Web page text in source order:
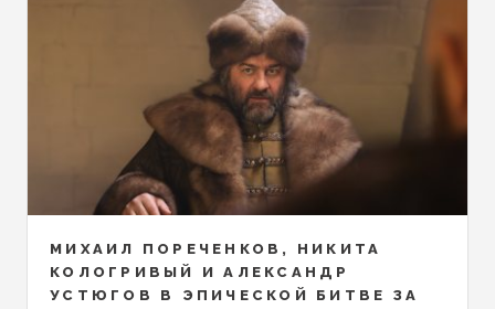
МИХАИЛ ПОРЕЧЕНКОВ, НИКИТА
КОЛОГРИВЫЙ И АЛЕКСАНДР
УСТЮГОВ В ЭПИЧЕСКОЙ БИТВЕ ЗА